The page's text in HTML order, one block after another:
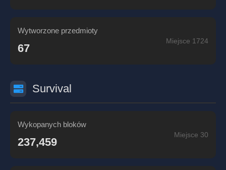
Wytworzone przedmioty
67
Miejsce 1724
Survival
Wykopanych bloków
237,459
Miejsce 30